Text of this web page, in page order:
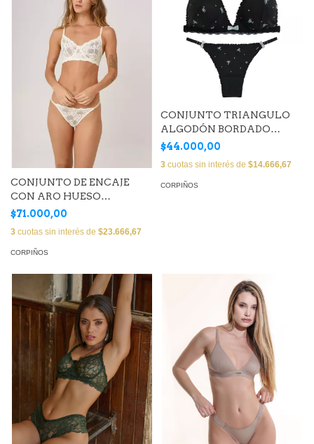
CONJUNTO DE ENCAJE
CON ARO HUESO
(EMASTR03) (EMAMIC03)
$71.000,00
3 cuotas sin interés de $23.666,67
CORPIÑOS
CONJUNTO TRIANGULO
ALGODÓN BORDADO
(ALGCOT54)
$44.000,00
3 cuotas sin interés de $14.666,67
CORPIÑOS